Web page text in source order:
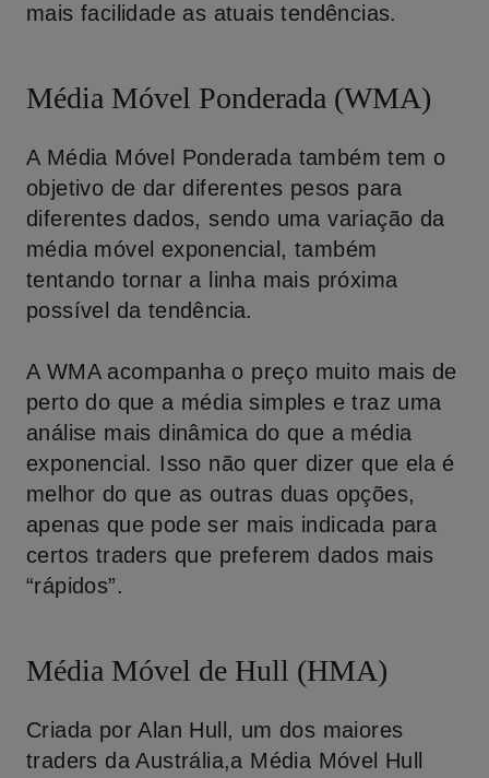
mais facilidade as atuais tendências.
Média Móvel Ponderada (WMA)
A Média Móvel Ponderada também tem o
objetivo de dar diferentes pesos para
diferentes dados, sendo uma variação da
média móvel exponencial, também
tentando tornar a linha mais próxima
possível da tendência.
A WMA acompanha o preço muito mais de
perto do que a média simples e traz uma
análise mais dinâmica do que a média
exponencial. Isso não quer dizer que ela é
melhor do que as outras duas opções,
apenas que pode ser mais indicada para
certos traders que preferem dados mais
“rápidos”.
Média Móvel de Hull (HMA)
Criada por Alan Hull, um dos maiores
traders da Austrália,a Média Móvel Hull